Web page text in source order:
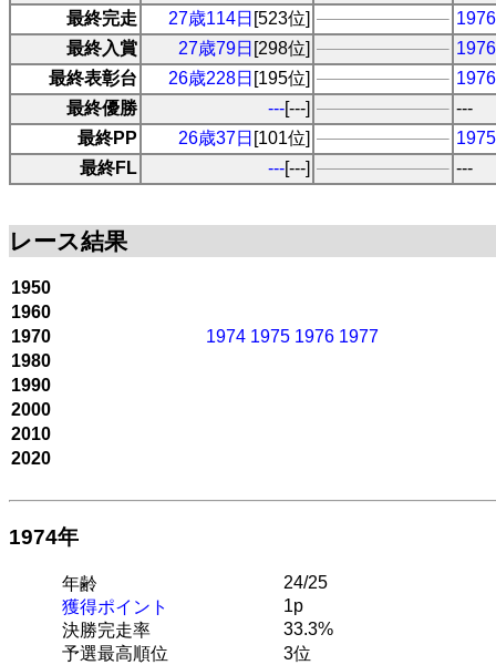
最終完走
27歳114日 [523位]
最終入賞
27歳79日 [298位]
最終表彰台
26歳228日 [195位]
最終優勝
---[---]
---
最終PP
26歳37日 [101位]
最終FL
---[---] ---
レース結果
1950
1960
1970
1974 1975 1976 1977
1980
1990
2000
2010
2020
1974年
年齢
24/25
獲得ポイント
1p
決勝完走率
33.3%
予選最高順位
3位